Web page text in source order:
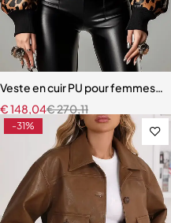
Veste en cuir PU pour femmes,
€270,11
€148,04
-31%